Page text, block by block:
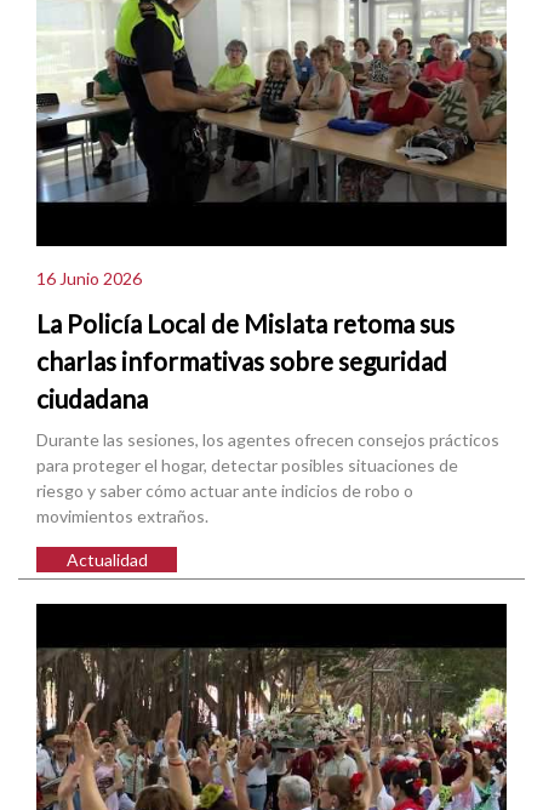
16 Junio 2026
La Policía Local de Mislata retoma sus
charlas informativas sobre seguridad
ciudadana
Durante las sesiones, los agentes ofrecen consejos prácticos
para proteger el hogar, detectar posibles situaciones de
riesgo y saber cómo actuar ante indicios de robo o
movimientos extraños.
Actualidad